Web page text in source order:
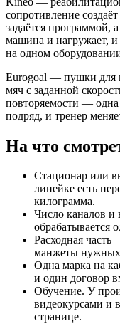
сопротивление
задаётся программой,
машина и нагружает, и
на одном
Eurogoal — пушки для
мяч с заданной
повторяемости — одна
подряд, и тренер
На что
Стационар или
линейке есть
килограмма.
Число каналов и
обрабатывается
Расходная
манжеты нужных
Одна марка на
и один договор
Обучение. У
видеокурсами и
странице.